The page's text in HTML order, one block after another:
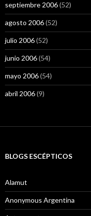
septiembre 2006(52)
agosto 2006(52)
julio 2006(52)
junio 2006(54)
mayo 2006(54)
abril 2006(9)
BLOGS ESCÉPTICOS
Alamut
Anonymous Argentina